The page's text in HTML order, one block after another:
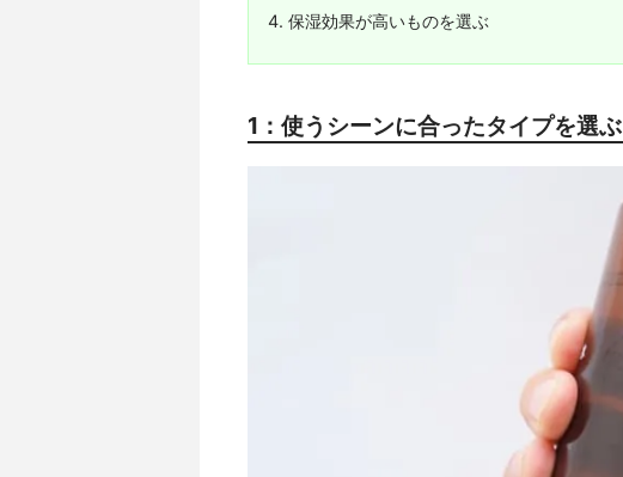
保湿効果が高いものを選ぶ
1：使うシーンに合ったタイプを選ぶ